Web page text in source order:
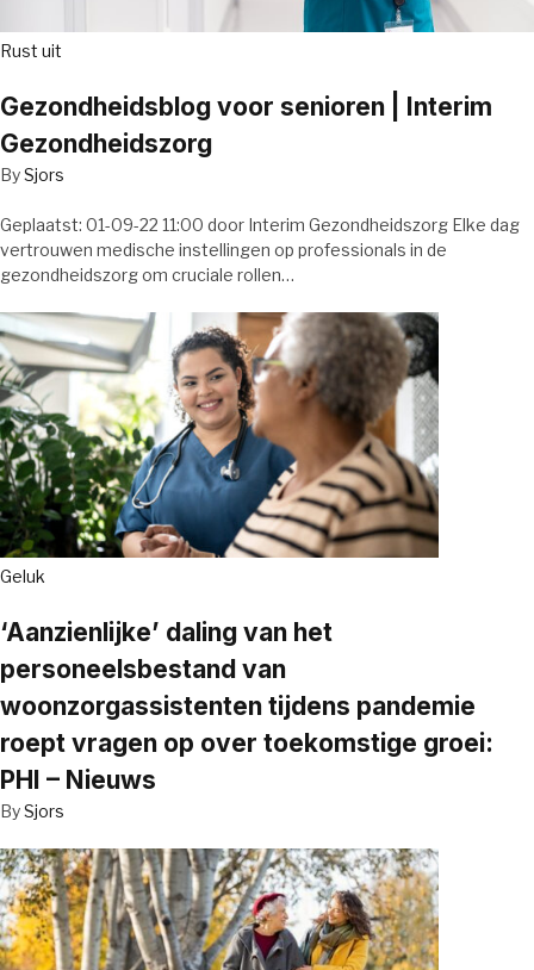
Rust uit
Gezondheidsblog voor senioren | Interim
Gezondheidszorg
BySjors
Geplaatst: 01-09-22 11:00 door Interim Gezondheidszorg Elke dag
vertrouwen medische instellingen op professionals in de
gezondheidszorg om cruciale rollen…
Geluk
‘Aanzienlijke’ daling van het
personeelsbestand van
woonzorgassistenten tijdens pandemie
roept vragen op over toekomstige groei:
PHI – Nieuws
BySjors